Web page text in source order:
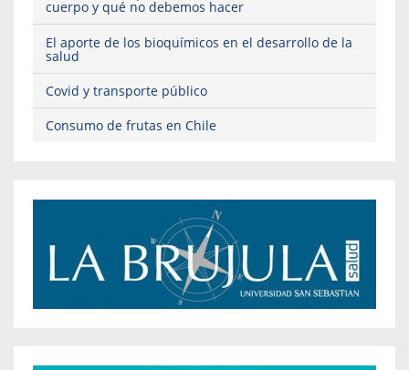
cuerpo y qué no debemos hacer
El aporte de los bioquímicos en el desarrollo de la
salud
Covid y transporte público
Consumo de frutas en Chile